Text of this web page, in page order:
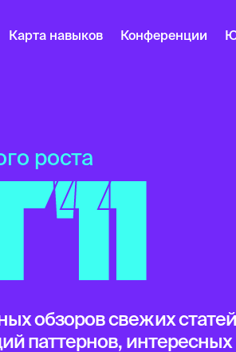
Карта навыков Конференции
роста
обзоров свежих
паттернов, интересных